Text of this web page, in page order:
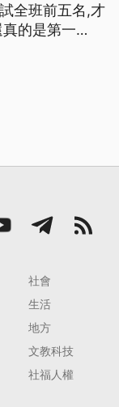
全班前五名,才
的是第一
人露出羨慕
社會
生活
地方
文教科技
社福人權